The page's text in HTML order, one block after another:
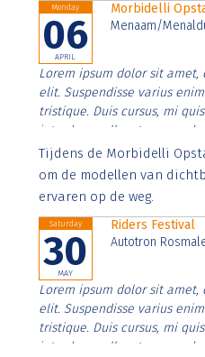
Monday
06
APRIL
Morbidelli
Menaam/
Lorem ipsum dolor sit amet,
elit. Suspendisse varius
tristique. Duis cursus, mi
interdum nulla, ut
Aenean faucibus nibh et
imperdiet. Nunc ut sem
Tijdens de Morbidelli
om de modellen van
ervaren op de weg.
Saturday
30
MAY
Riders Festival
Autotron
Lorem ipsum dolor sit amet,
elit. Suspendisse varius
tristique. Duis cursus, mi
interdum nulla, ut